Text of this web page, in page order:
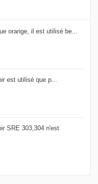
orange, il est utilisé be...
est utilisé que p...
SRE 303,304 n'est